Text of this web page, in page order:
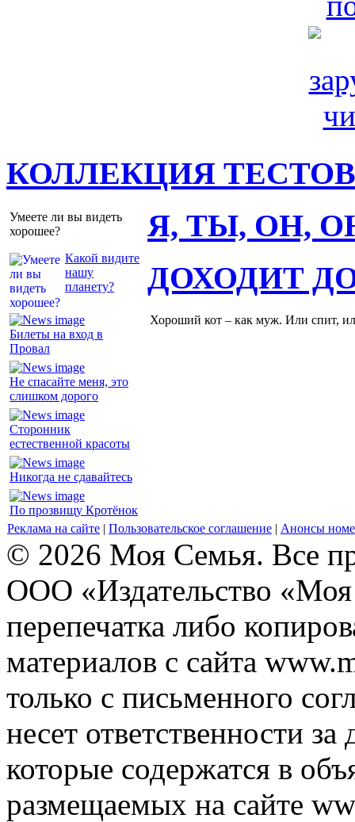
КОЛЛЕКЦИЯ ТЕСТОВ
Умеете ли вы видеть
хорошее?
Какой видите
нашу
планету?
Я, ТЫ, ОН,
Билеты на вход в
Провал
Не спасайте меня, это
слишком дорого
Сторонник
естественной красоты
Никогда не сдавайтесь
По прозвищу Кротёнок
ДОХОДИТ
Хороший кот – как муж. Или спит,
Реклама на сайте | Пользовательское соглашение | Анонсы
© 2026 Моя Семья. Все
ООО «Издательство
перепечатка либо
материалов с сайта
только с письменного
несет ответственности
которые содержатся в
размещаемых на сайте